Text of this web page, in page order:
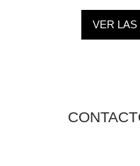
VER LAS